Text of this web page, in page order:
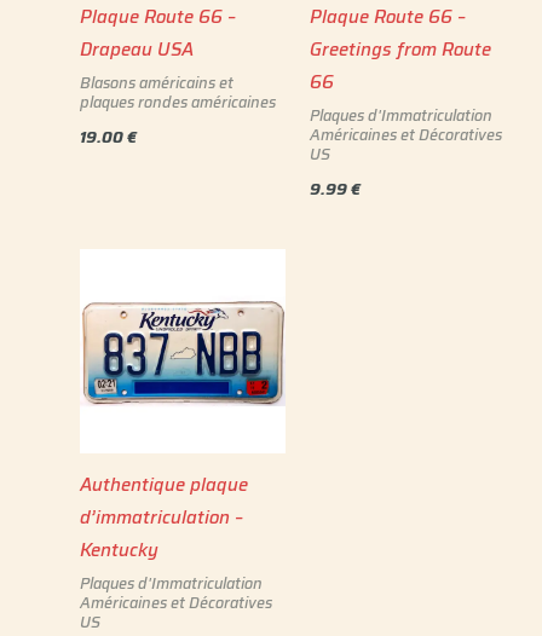
Plaque Route 66 –
Drapeau USA
Blasons américains et
plaques rondes américaines
19.00€
Plaque Route 66 –
Greetings from Route
66
Plaques d'Immatriculation
Américaines et Décoratives
US
9.99€
Authentique plaque
d’immatriculation –
Kentucky
Plaques d'Immatriculation
Américaines et Décoratives
US